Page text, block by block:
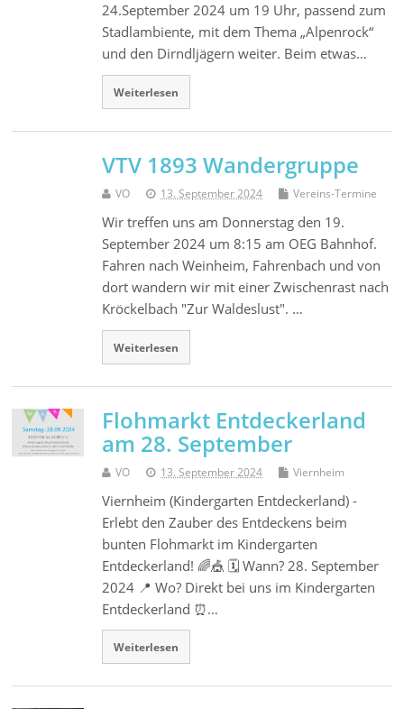
24.September 2024 um 19 Uhr, passend zum
Stadlambiente, mit dem Thema „Alpenrock“
und den Dirndljägern weiter. Beim etwas…
Weiterlesen
VTV 1893 Wandergruppe
VO 13. September 2024 Vereins-Termine
Wir treffen uns am Donnerstag den 19.
September 2024 um 8:15 am OEG Bahnhof.
Fahren nach Weinheim, Fahrenbach und von
dort wandern wir mit einer Zwischenrast nach
Kröckelbach "Zur Waldeslust". …
Weiterlesen
Flohmarkt Entdeckerland
am 28. September
VO 13. September 2024 Viernheim
Viernheim (Kindergarten Entdeckerland) -
Erlebt den Zauber des Entdeckens beim
bunten Flohmarkt im Kindergarten
Entdeckerland! 🌈🎪 🗓️ Wann? 28. September
2024 📍 Wo? Direkt bei uns im Kindergarten
Entdeckerland ⏰…
Weiterlesen